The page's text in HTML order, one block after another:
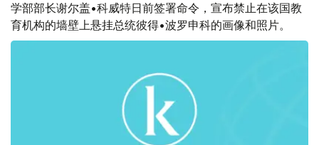
学部部长谢尔盖•科威特日前签署命令，宣布禁止在该国教
育机构的墙壁上悬挂总统彼得•波罗申科的画像和照片。